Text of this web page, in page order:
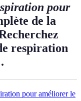
pour
de la
respiration
pour améliorer le